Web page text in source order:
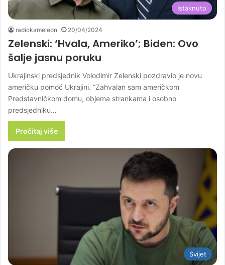
Istaknuto
radiokameleon 20/04/2024
Zelenski: ‘Hvala, Ameriko’; Biden: Ovo
šalje jasnu poruku
Ukrajinski predsjednik Volodimir Zelenski pozdravio je novu
američku pomoć Ukrajini. “Zahvalan sam američkom
Predstavničkom domu, objema strankama i osobno
predsjedniku…
Pročitaj više
Svijet